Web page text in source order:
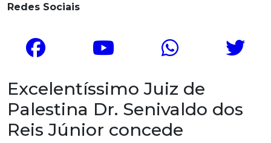
Redes Sociais
Excelentíssimo Juiz de
Palestina Dr. Senivaldo dos
Reis Júnior concede